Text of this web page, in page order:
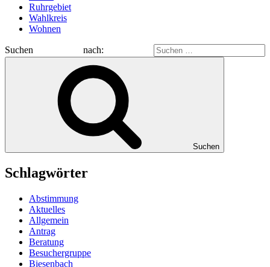
Ruhrgebiet
Wahlkreis
Wohnen
Suchen nach:
Suchen
Schlagwörter
Abstimmung
Aktuelles
Allgemein
Antrag
Beratung
Besuchergruppe
Biesenbach